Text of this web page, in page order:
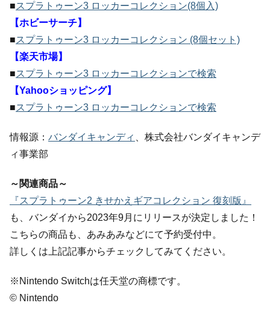
■スプラトゥーン3 ロッカーコレクション(8個入)
【ホビーサーチ】
■スプラトゥーン3 ロッカーコレクション (8個セット)
【楽天市場】
■スプラトゥーン3 ロッカーコレクションで検索
【Yahooショッピング】
■スプラトゥーン3 ロッカーコレクションで検索
情報源： バンダイキャンディ
、株式会社バンダイキャンデ
ィ事業部
～関連商品～
『スプラトゥーン2 きせかえギアコレクション 復刻版』
も、バンダイから2023年9月にリリースが決定しました！
こちらの商品も、あみあみなどにて予約受付中。
詳しくは上記記事からチェックしてみてください。
※Nintendo Switchは任天堂の商標です。
© Nintendo